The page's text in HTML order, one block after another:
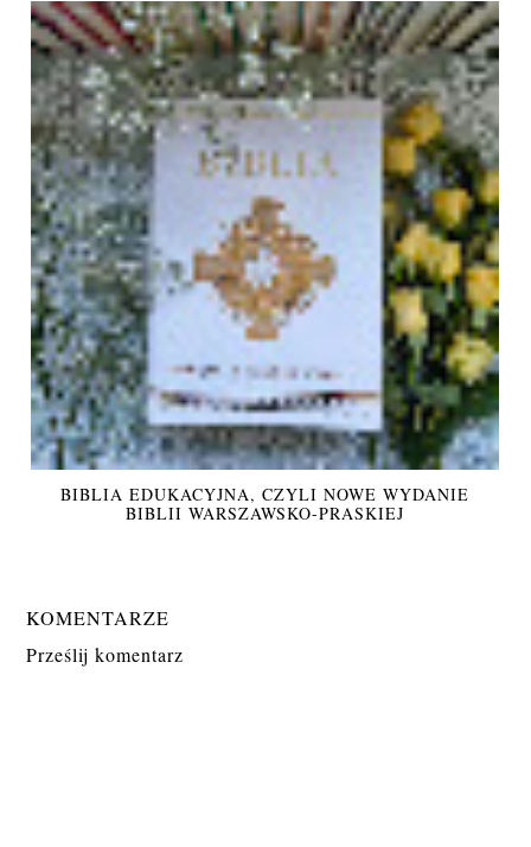
BIBLIA EDUKACYJNA, CZYLI NOWE WYDANIE
BIBLII WARSZAWSKO-PRASKIEJ
KOMENTARZE
Prześlij komentarz